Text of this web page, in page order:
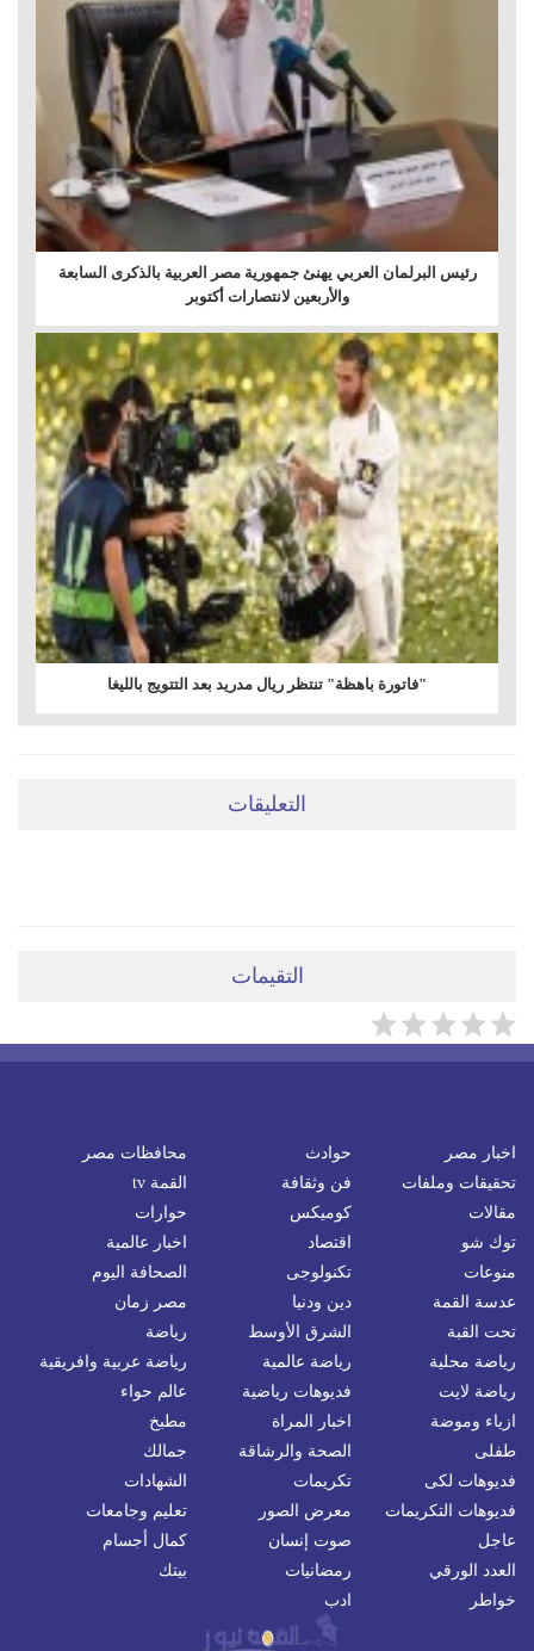
رئيس البرلمان العربي يهنئ جمهورية مصر العربية بالذكرى السابعة
والأربعين لانتصارات أكتوبر
"فاتورة باهظة" تنتظر ريال مدريد بعد التتويج بالليغا
التعليقات
التقيمات
اخبار مصر حوادث
محافظات مصر
تحقيقات وملفات
فن وثقافة
القمة tv
مقالات
كوميكس
حوارات
توك شو
اقتصاد
اخبار عالمية
منوعات
تكنولوجى
الصحافة اليوم
عدسة القمة
دين ودنيا
مصر زمان
تحت القبة
الشرق الأوسط
رياضة
رياضة محلية
رياضة عالمية
رياضة عربية وافريقية
رياضة لايت
فديوهات رياضية
عالم حواء
ازياء وموضة
اخبار المراة
مطبخ
طفلى
الصحة والرشاقة
جمالك
فديوهات لكى
تكريمات
الشهادات
فديوهات التكريمات
معرض الصور
تعليم وجامعات
عاجل
صوت إنسان
كمال أجسام
العدد الورقي
رمضانيات
بيتك
خواطر
ادب